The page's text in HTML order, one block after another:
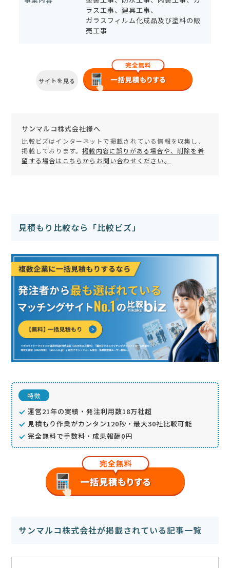
ラス工事、建具工事、
ガラスフィルム化成品及び塗料の販
売工事
サイトを見る
サンマルコ株式会社様へ
比較ビズはインターネットで掲載されている情報を収集し、
掲載しております。掲載内容に誤りがある場合や、削除を希
望する場合はこちらからお問い合わせください。
見積もり比較なら「比較ビズ」
特徴
運営21年の実績・発注利用数18万社超
見積もり作業がカンタン120秒・最大30社比較可能
完全無料で手数料・成果報酬0円
サンマルコ株式会社が掲載されている記事一覧